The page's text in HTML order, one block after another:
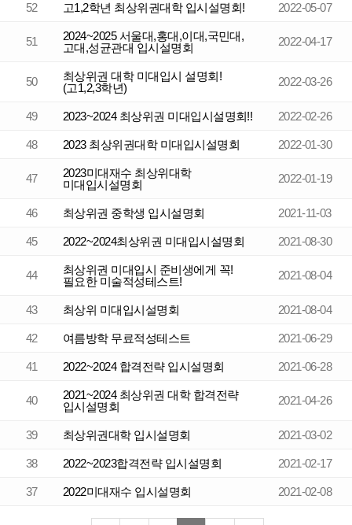
52 고1,2학년 최상위권대학 입시설명회! 2022-05-07
51
2024~2025 서울대,홍대,이대,국민대,
고대,성균관대 입시설명회
2022-04-17
50
최상위권 대학 미대입시 설명회!
(고1,2,3학년)
2022-03-26
49 2023~2024 최상위권 미대입시설명회!! 2022-02-26
48 2023 최상위권대학 미대입시설명회 2022-01-30
47
2023미대재수 최상위대학
미대입시설명회
2022-01-19
46 최상위권 중학생 입시설명회 2021-11-03
45 2022~2024최상위권 미대입시설명회 2021-08-30
44
최상위권 미대입시 준비생에게 꼭!
필요한 미술적성테스트!
2021-08-04
43 최상위 미대입시설명회 2021-08-04
42 여름방학 무료적성테스트 2021-06-29
41 2022~2024 합격전략 입시설명회 2021-06-28
40
2021~2024 최상위권 대학 합격전략
입시설명회
2021-04-26
39 최상위권대학 입시설명회 2021-03-02
38 2022~2023합격전략 입시설명회 2021-02-17
37 2022미대재수 입시설명회 2021-02-08